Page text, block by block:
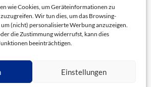
wie Cookies, um Geräteinformationen zu
Wir tun dies, um das Browsing-
(nicht) personalisierte Werbung anzuzeigen.
die Zustimmung widerrufst, kann dies
beeinträchtigen.
Einstellungen